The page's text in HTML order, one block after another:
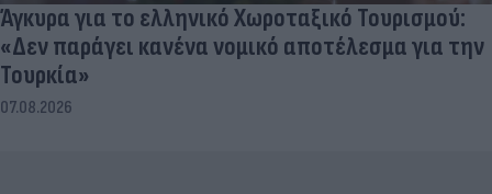
Άγκυρα για το ελληνικό Χωροταξικό Τουρισμού:
«Δεν παράγει κανένα νομικό αποτέλεσμα για την
Τουρκία»
07.08.2026